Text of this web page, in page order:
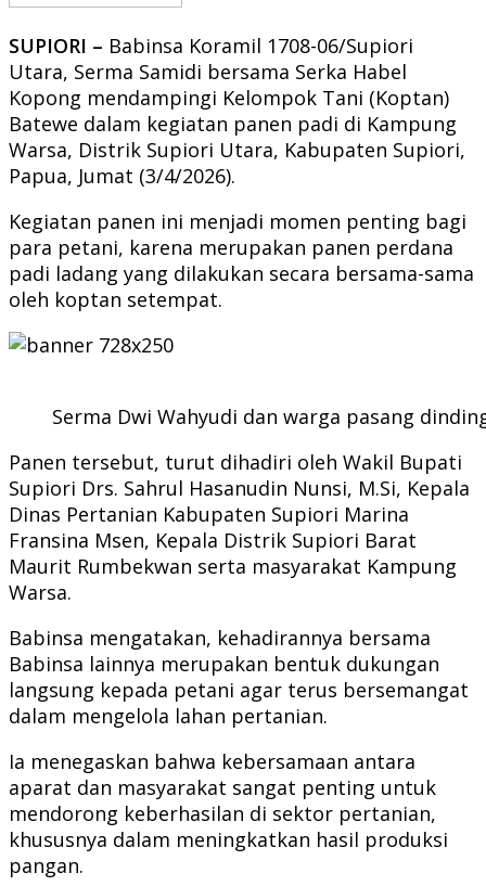
SUPIORI – Babinsa Koramil 1708-06/Supiori
Utara, Serma Samidi bersama Serka Habel
Kopong mendampingi Kelompok Tani (Koptan)
Batewe dalam kegiatan panen padi di Kampung
Warsa, Distrik Supiori Utara, Kabupaten Supiori,
Papua, Jumat (3/4/2026).
Kegiatan panen ini menjadi momen penting bagi
para petani, karena merupakan panen perdana
padi ladang yang dilakukan secara bersama-sama
oleh koptan setempat.
Serma Dwi Wahyudi dan warga pasang
Panen tersebut, turut dihadiri oleh Wakil Bupati
Supiori Drs. Sahrul Hasanudin Nunsi, M.Si, Kepala
Dinas Pertanian Kabupaten Supiori Marina
Fransina Msen, Kepala Distrik Supiori Barat
Maurit Rumbekwan serta masyarakat Kampung
Warsa.
Babinsa mengatakan, kehadirannya bersama
Babinsa lainnya merupakan bentuk dukungan
langsung kepada petani agar terus bersemangat
dalam mengelola lahan pertanian.
Ia menegaskan bahwa kebersamaan antara
aparat dan masyarakat sangat penting untuk
mendorong keberhasilan di sektor pertanian,
khususnya dalam meningkatkan hasil produksi
pangan.